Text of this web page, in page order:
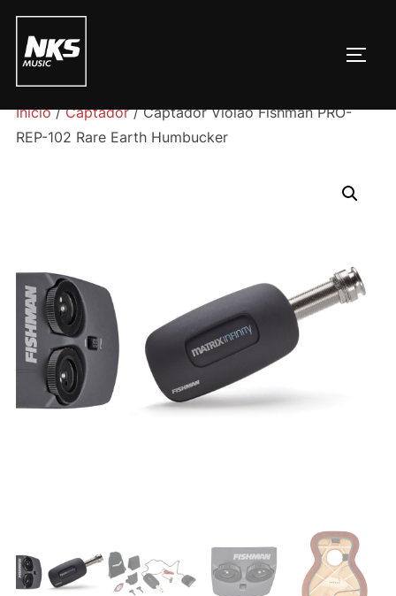
Pular
para
conteúdo
Início/Captador/ Captador Violão Fishman PRO-
REP-102 Rare Earth Humbucker